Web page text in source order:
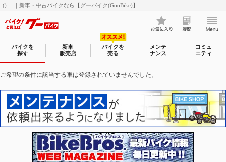
() ｜｜新車・中古バイクなら【グーバイク(GooBike)】
バイクを
探す
新車
販売店
バイクを
売る
メンテ
ナンス
コミュ
ニティ
ご希望の条件に該当する車は登録されていませんでした。